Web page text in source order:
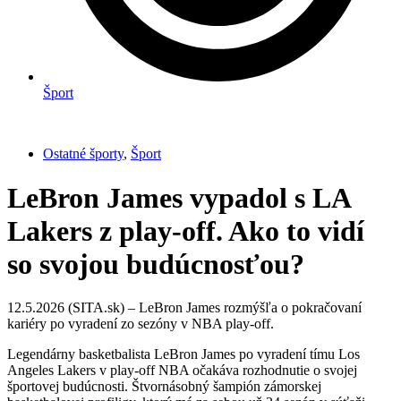
Šport
Ostatné športy, Šport
LeBron James vypadol s LA
Lakers z play-off. Ako to vidí
so svojou budúcnosťou?
12.5.2026 (SITA.sk) – LeBron James rozmýšľa o pokračovaní
kariéry po vyradení zo sezóny v NBA play-off.
Legendárny basketbalista LeBron James po vyradení tímu Los
Angeles Lakers v play-off NBA očakáva rozhodnutie o svojej
športovej budúcnosti. Štvornásobný šampión zámorskej